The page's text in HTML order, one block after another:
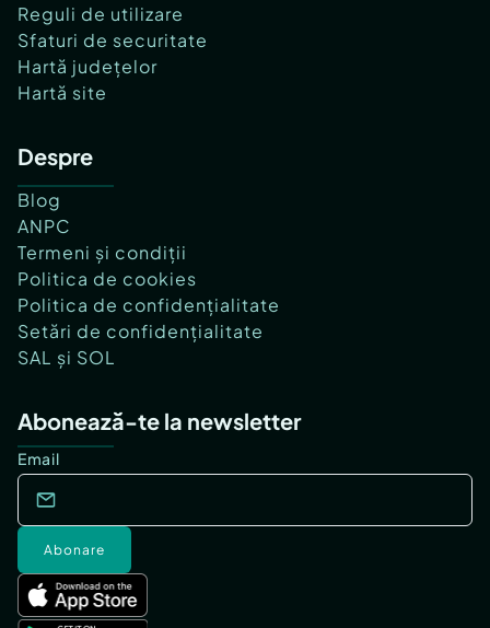
Reguli de utilizare
Sfaturi de securitate
Hartă județelor
Hartă site
Despre
Blog
ANPC
Termeni și condiții
Politica de cookies
Politica de confidențialitate
Setări de confidențialitate
SAL și SOL
Abonează-te la newsletter
Email
Abonare